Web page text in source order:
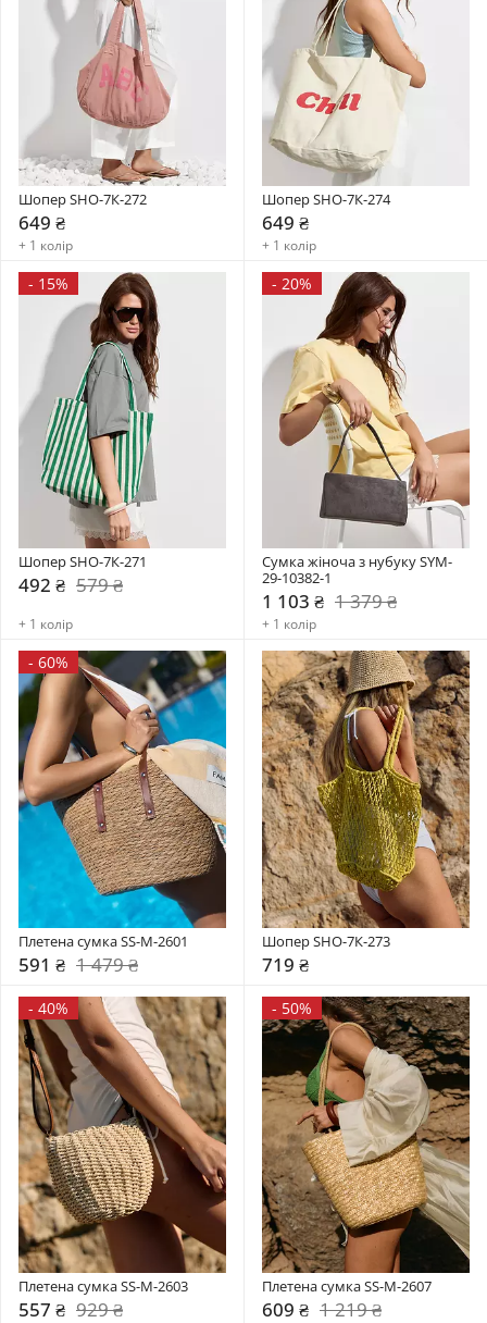
Шопер SHO-7К-272
649 ₴
+ 1 колір
Шопер SHO-7К-274
649 ₴
+ 1 колір
- 15%
Шопер SHO-7К-271
492 ₴ 579 ₴
+ 1 колір
- 20%
Сумка жіноча з нубуку SYM-
29-10382-1
1 103 ₴ 1 379 ₴
+ 1 колір
- 60%
Плетена сумка SS-M-2601
591 ₴ 1 479 ₴
Шопер SHO-7К-273
719 ₴
- 40%
Плетена сумка SS-M-2603
557 ₴ 929 ₴
- 50%
Плетена сумка SS-M-2607
609 ₴ 1 219 ₴